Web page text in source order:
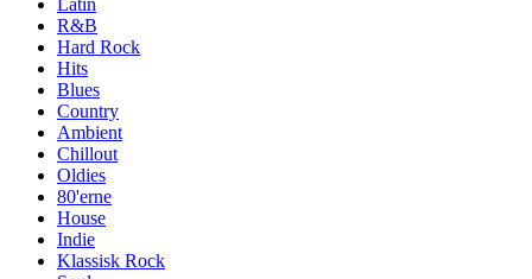
Latin
R&B
Hard Rock
Hits
Blues
Country
Ambient
Chillout
Oldies
80'erne
House
Indie
Klassisk Rock